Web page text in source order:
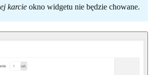
karcie okno widgetu nie będzie chowane.